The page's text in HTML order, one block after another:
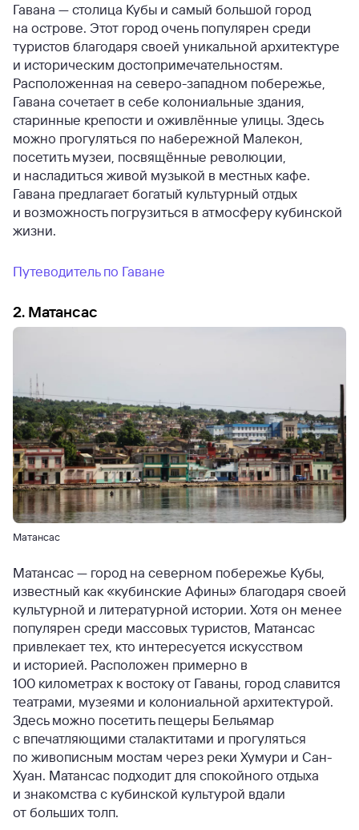
Гавана — столица Кубы и самый большой город
на острове. Этот город очень популярен среди
туристов благодаря своей уникальной архитектуре
и историческим достопримечательностям.
Расположенная на северо-западном побережье,
Гавана сочетает в себе колониальные здания,
старинные крепости и оживлённые улицы. Здесь
можно прогуляться по набережной Малекон,
посетить музеи, посвящённые революции,
и насладиться живой музыкой в местных кафе.
Гавана предлагает богатый культурный отдых
и возможность погрузиться в атмосферу кубинской
жизни.
Путеводитель по Гаване
2. Матансас
Матансас
Матансас — город на северном побережье Кубы,
известный как «кубинские Афины» благодаря своей
культурной и литературной истории. Хотя он менее
популярен среди массовых туристов, Матансас
привлекает тех, кто интересуется искусством
и историей. Расположен примерно в
100 километрах к востоку от Гаваны, город славится
театрами, музеями и колониальной архитектурой.
Здесь можно посетить пещеры Бельямар
с впечатляющими сталактитами и прогуляться
по живописным мостам через реки Хумури и Сан-
Хуан. Матансас подходит для спокойного отдыха
и знакомства с кубинской культурой вдали
от больших толп.